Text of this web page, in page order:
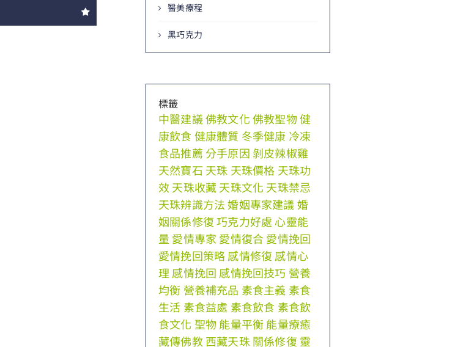
醫美療程
黑巧克力
標籤
中醫建議佛教文化佛教聖物健
康飲食 健康體質 冬季健康 冷凍
食品推薦分手原因剝皮辣椒雞
天然寶石 天珠 天珠價格 天珠功
效天珠收藏天珠文化 天珠禁忌
天珠辨識方法 婚姻專家建議婚
姻關係修復 巧克力好處 心靈能
量 愛情專家愛情復合愛情挽回
愛情挽回策略感情修復 感情心
理感情挽回 感情挽回技巧 營養
均衡 營養補充品 素食主義 素食
生活 素食益處 素食飲食 素食飲
食文化 聖物能量平衡能量療癒
藏傳佛教西藏天珠關係修復 靈